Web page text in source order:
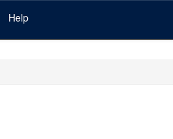
Help